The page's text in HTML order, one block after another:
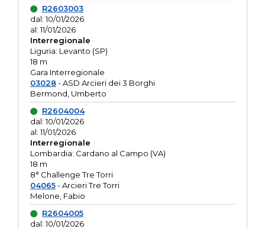
R2603003
dal: 10/01/2026
al: 11/01/2026
Interregionale
Liguria: Levanto (SP)
18 m
Gara Interregionale
03028- ASD Arcieri dei 3 Borghi
Bermond, Umberto
R2604004
dal: 10/01/2026
al: 11/01/2026
Interregionale
Lombardia: Cardano al Campo (VA)
18 m
8° Challenge Tre Torri
04065- Arcieri Tre Torri
Melone, Fabio
R2604005
dal: 10/01/2026